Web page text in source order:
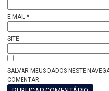
E-MAIL *
SITE
SALVAR MEUS DADOS NESTE
COMENTAR.